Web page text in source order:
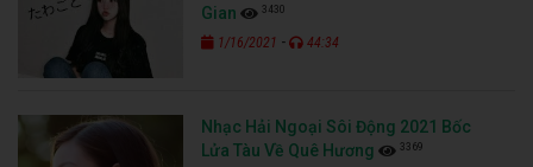
Gian
3430
1/16/2021 - 44:34
Nhạc Hải Ngoại Sôi Động 2021 Bốc
Lửa Tàu Về Quê Hương
3369